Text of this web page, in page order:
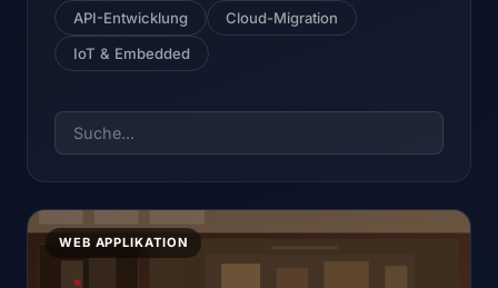
API-Entwicklung
Cloud-Migration
IoT & Embedded
WEB APPLIKATION